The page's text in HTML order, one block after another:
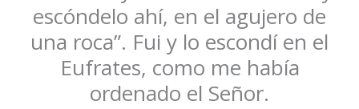
escóndelo ahí, en el agujero de
una roca”. Fui y lo escondí en el
Eufrates, como me había
ordenado el Señor.